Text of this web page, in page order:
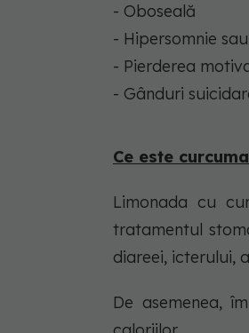
- Oboseală
- Hipersomnie
- Pierderea
- Gânduri
Ce este
Limonada cu
tratamentul
diareei, icterului,
De asemenea,